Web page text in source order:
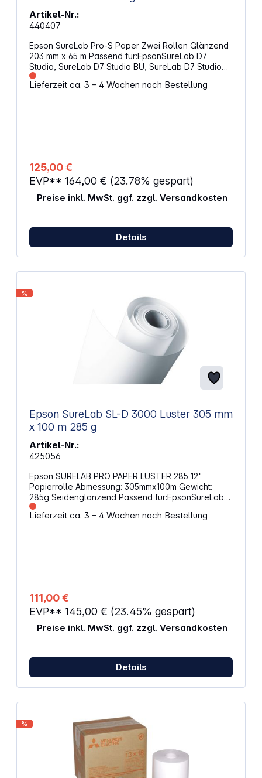
Artikel-Nr.:
440407
Epson SureLab Pro-S Paper Zwei Rollen Glänzend
203 mm x 65 m Passend für:EpsonSureLab D7
Studio, SureLab D7 Studio BU, SureLab D7 Studio
EM, SureLab D7 Studio OC, SureLab D700 Mirage
Bundling, SureLab SL-D700, SureLab SL-D700 OC-
Lieferzeit ca. 3 – 4 Wochen nach Bestellung
125,00 €
EVP** 164,00 € (23.78% gespart)
Preise inkl. MwSt. ggf. zzgl. Versandkosten
Details
%
Epson SureLab SL-D 3000 Luster 305 mm
x 100 m 285 g
Artikel-Nr.:
425056
Epson SURELAB PRO PAPER LUSTER 285 12"
Papierrolle Abmessung: 305mmx100m Gewicht:
285g Seidenglänzend Passend für:EpsonSureLab
D3000 DR OC Bundle, SureLab D3000 SR OC
Bundle, SureLab SL-D3000 DR, SureLab SL-D3000
Lieferzeit ca. 3 – 4 Wochen nach Bestellung
111,00 €
EVP** 145,00 € (23.45% gespart)
Preise inkl. MwSt. ggf. zzgl. Versandkosten
Details
%